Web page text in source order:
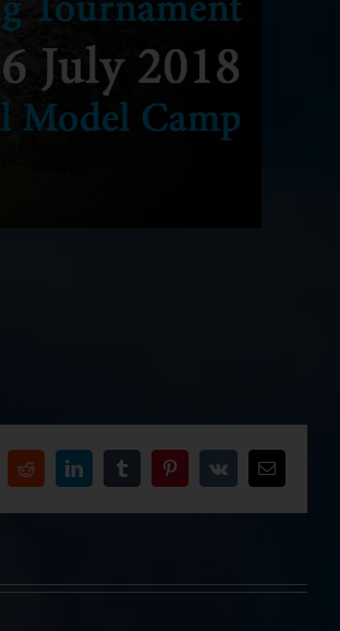
RedditLinkedInTumblrPinterest
Vk Email